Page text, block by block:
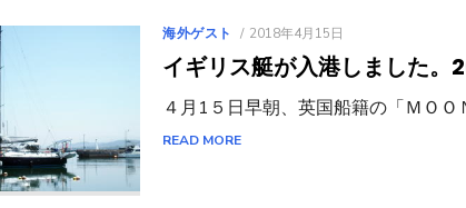
海外ゲスト
POSTED
2018年4月15日
イギリス艇が入港しました。
４月1５日早朝、英国船籍の「ＭＯ
READ MORE